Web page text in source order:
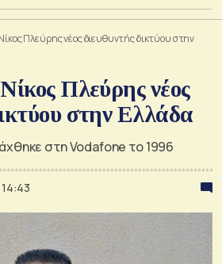
Πλεύρης νέος διευθυντής δικτύου στην
Πλεύρης νέος
στην Ελλάδα
στη Vodafone το 1996